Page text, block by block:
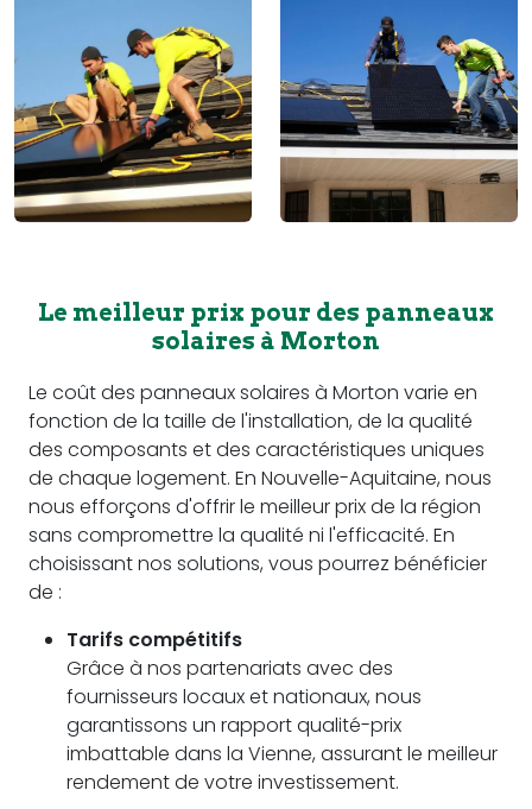
Le meilleur prix pour des panneaux
solaires à Morton
Le coût des panneaux solaires à Morton varie en
fonction de la taille de l'installation, de la qualité
des composants et des caractéristiques uniques
de chaque logement. En Nouvelle-Aquitaine, nous
nous efforçons d'offrir le meilleur prix de la région
sans compromettre la qualité ni l'efficacité. En
choisissant nos solutions, vous pourrez bénéficier
de :
Tarifs compétitifs
Grâce à nos partenariats avec des
fournisseurs locaux et nationaux, nous
garantissons un rapport qualité-prix
imbattable dans la Vienne, assurant le meilleur
rendement de votre investissement.